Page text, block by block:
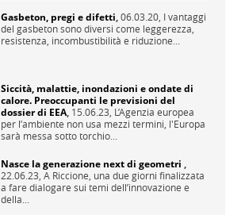
Gasbeton, pregi e difetti,06.03.20, I vantaggi
del gasbeton sono diversi come leggerezza,
resistenza, incombustibilità e riduzione...
Siccità, malattie, inondazioni e ondate di
calore. Preoccupanti le previsioni del
dossier di EEA, 15.06.23, L’Agenzia europea
per l’ambiente non usa mezzi termini, l'Europa
sarà messa sotto torchio...
Nasce la generazione next di geometri ,
22.06.23, A Riccione, una due giorni finalizzata
a fare dialogare sui temi dell’innovazione e
della...